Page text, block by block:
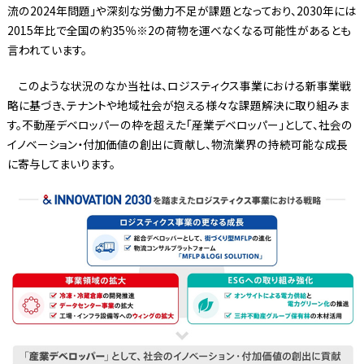
流の2024年問題」や深刻な労働力不足が課題となっており、2030年には
2015年比で全国の約35％※2の荷物を運べなくなる可能性があるとも
言われています。
このような状況のなか当社は、ロジスティクス事業における新事業戦
略に基づき、テナントや地域社会が抱える様々な課題解決に取り組みま
す。不動産デベロッパーの枠を超えた「産業デベロッパー」として、社会の
イノベーション・付加価値の創出に貢献し、物流業界の持続可能な成長
に寄与してまいります。